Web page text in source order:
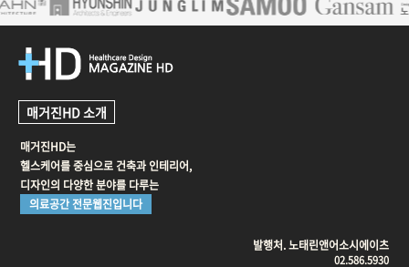
매거진HD 소개
매거진HD는
헬스케어를 중심으로 건축과 인테리어,
디자인의 다양한 분야를 다루는
의료공간 전문웹진입니다
발행처. 노태린앤어소시에이츠
02.586.5930